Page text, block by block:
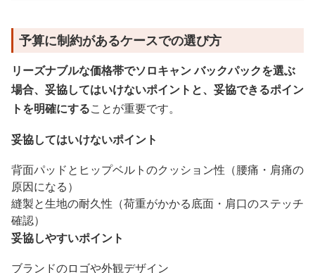
予算に制約があるケースでの選び方
リーズナブルな価格帯でソロキャン バックパックを選ぶ
場合、妥協してはいけないポイントと、妥協できるポイン
トを明確にすることが重要です。
妥協してはいけないポイント
背面パッドとヒップベルトのクッション性（腰痛・肩痛の
原因になる）
縫製と生地の耐久性（荷重がかかる底面・肩口のステッチ
確認）
妥協しやすいポイント
ブランドのロゴや外観デザイン